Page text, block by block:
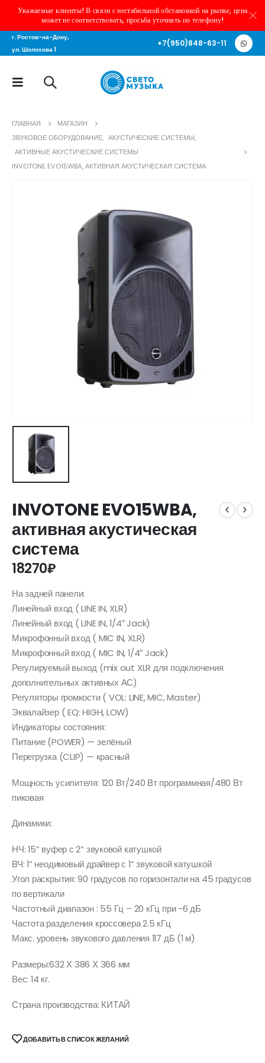
Уважаемые клиенты! В связи с нестабильной обстановкой на рынке, цена
может не соответствовать, просьба уточнять по телефону!
г. Ростов-на-Дону,
ул. Шолохова 1
+7(950)848-63-11
ГЛАВНАЯ
МАГАЗИН
ЗВУКОВОЕ ОБОРУДОВАНИЕ, АКУСТИЧЕСКИЕ СИСТЕМЫ,
АКТИВНЫЕ АКУСТИЧЕСКИЕ СИСТЕМЫ
INVOTONE EVO15WBA, АКТИВНАЯ АКУСТИЧЕСКАЯ СИСТЕМА
INVOTONE EVO15WBA,
активная акустическая
система
18270₽
На задней панели:
Линейный вход ( LINE IN, XLR)
Линейный вход ( LINE IN, 1/4″ Jack)
Микрофонный вход ( MIC IN, XLR)
Микрофонный вход ( MIC IN, 1/4″ Jack)
Регулируемый выход (mix out XLR для подключения
дополнительных активных АС)
Регуляторы громкости ( VOL: LINE, MIC, Master)
Эквалайзер ( EQ: HIGH, LOW)
Индикаторы состояния:
Питание (POWER) — зелёный
Перегрузка (CLIP) — красный
Мощность усилителя: 120 Вт/240 Вт программная/480 Вт
пиковая
Динамики:
НЧ: 15” вуфер с 2” звуковой катушкой
ВЧ: 1” неодимовый драйвер с 1” звуковой катушкой
Угол раскрытия: 90 градусов по горизонтали на 45 градусов
по вертикали
Частотный диапазон : 55 Гц – 20 кГц при -6 дБ
Частота разделения кроссовера 2.5 кГц
Макс. уровень звукового давления 117 дБ (1 м)
Размеры:632 Х 386 Х 366 мм
Вес: 14 кг.
Страна производства: КИТАЙ
ДОБАВИТЬ В СПИСОК ЖЕЛАНИЙ